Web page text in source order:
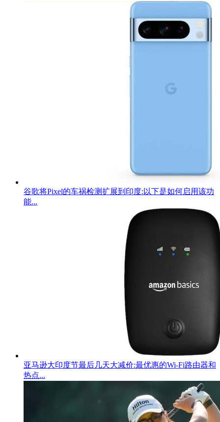
谷歌将Pixel的车祸检测扩展到印度:以下是如何启用该功
能...
亚马逊大印度节最后几天大减价:最优惠的Wi-Fi路由器和
热点...